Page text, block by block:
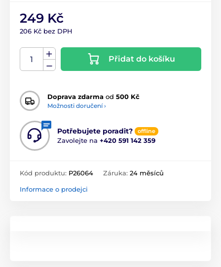
249 Kč
206 Kč bez DPH
Přidat do košíku
Doprava zdarma od 500 Kč
Možnosti doručení ›
Potřebujete poradit? offline
Zavolejte na +420 591 142 359
Kód produktu: P26064 Záruka: 24 měsíců
Informace o prodejci